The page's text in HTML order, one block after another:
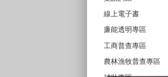
線上電子書
廉能透明專區
工商普查專區
農林漁牧普查專區